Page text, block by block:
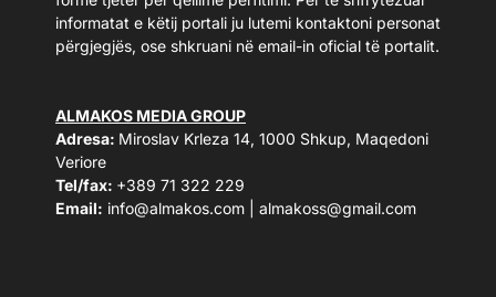
informatat e këtij portali ju lutemi kontaktoni personat
përgjegjës, ose shkruani në email-in oficial të portalit.
ALMAKOS MEDIA GROUP
Adresa: Miroslav Krleza 14, 1000 Shkup, Maqedoni
Veriore
Tel/fax: +389 71 322 229
Email: info@almakos.com almakoss@gmail.com